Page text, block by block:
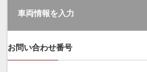
車両情報を入力
お問い合わせ番号